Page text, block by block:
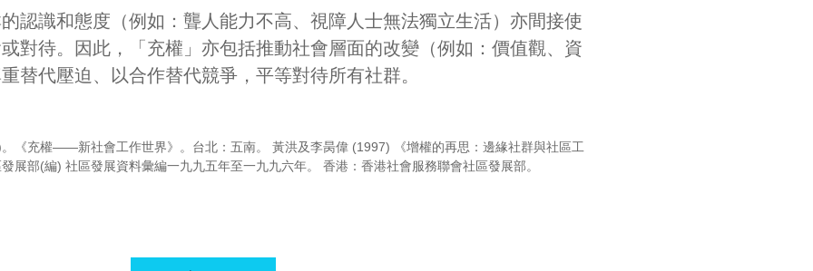
認識和態度（例如：聾人能力不高、視障人士無法獨立生活）亦間接使
對待。因此，「充權」亦包括推動社會層面的改變（例如：價值觀、資
替代壓迫、以合作替代競爭，平等對待所有社群。
《充權——新社會工作世界》。台北：五南。 黃洪及李昺偉 (1997) 《增權的再思：邊緣社群與社區工
展部(編) 社區發展資料彙編一九九五年至一九九六年。 香港：香港社會服務聯會社區發展部。